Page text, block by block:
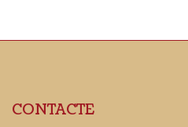
CONTACTE